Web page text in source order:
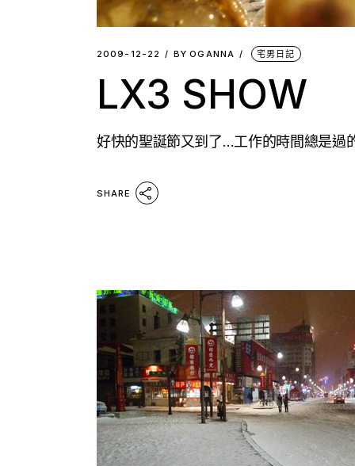
2009-12-22 BY OGANNA 宅男日記
LX3 SHOW
好快的聖誕節又到了…工作的時間總是過
SHARE